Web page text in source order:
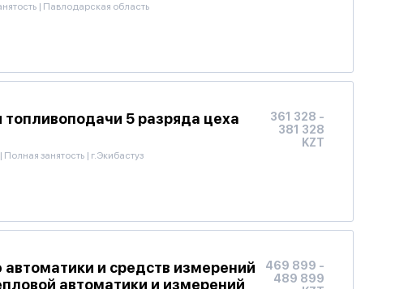
| Павлодарская область
5 разряда цеха
| Полная занятость | г.Экибастуз
361 328 -
381 328
KZT
и средств измерений
автоматики и измерений
469 899 -
489 899